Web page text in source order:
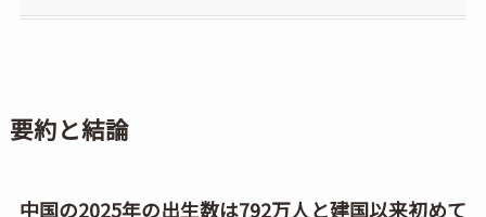
要約と結論
中国の2025年の出生数は792万人と建国以来初めて